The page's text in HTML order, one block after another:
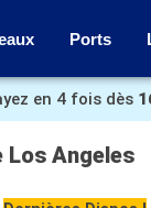
Ports
en 4 fois dès
Los Angeles